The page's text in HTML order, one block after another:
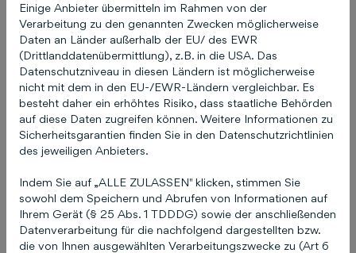
authentisch, vertrauensvoll und nahbar. Ein
gutes Mittel, um neue Mitarbeitende auf sich
aufmerksam zu machen.
Content Marketing : Als Coporate Influencer
sind deine Mitarbeiter:innen maßgeblich an
der Mitgestaltung und Umsetzung Ihres
Content Marketings beteiligt. Sie bringen
Themen auf die Tagesordnung und wissen
ankommt.
Social Media Marketing: Als modernes
Unternehmen gehört es heute dazu, auf
Einige Anbieter übermitteln im Rahmen von der
Verarbeitung zu den genannten Zwecken möglicherweise
Daten an Länder außerhalb der EU/ des EWR
(Drittlanddatenübermittlung), z.B. in die USA. Das
Datenschutzniveau in diesen Ländern ist möglicherweise
nicht mit dem in den EU-/EWR-Ländern vergleichbar. Es
besteht daher ein erhöhtes Risiko, dass staatliche Behörden
auf diese Daten zugreifen können. Weitere Informationen zu
Sicherheitsgarantien finden Sie in den Datenschutzrichtlinien
des jeweiligen Anbieters.
Indem Sie auf „ALLE ZULASSEN" klicken, stimmen Sie
sowohl dem Speichern und Abrufen von Informationen auf
Ihrem Gerät (§ 25 Abs. 1 TDDDG) sowie der anschließenden
Datenverarbeitung für die nachfolgend dargestellten bzw.
die von Ihnen ausgewählten Verarbeitungszwecke zu (Art 6